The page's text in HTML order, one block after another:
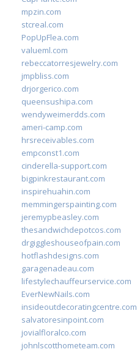
mpzin.com
stcreal.com
PopUpFlea.com
valueml.com
rebeccatorresjewelry.com
jmpbliss.com
drjorgerico.com
queensushipa.com
wendyweimerdds.com
ameri-camp.com
hrsreceivables.com
empconst1.com
cinderella-support.com
bigpinkrestaurant.com
inspirehuahin.com
memmingerspainting.com
jeremypbeasley.com
thesandwichdepotcos.com
drgiggleshouseofpain.com
hotflashdesigns.com
garagenadeau.com
lifestylechauffeurservice.com
EverNewNails.com
insideoutdecoratingcentre.com
salvatoresinpoint.com
jovialfloralco.com
johnlscotthometeam.com